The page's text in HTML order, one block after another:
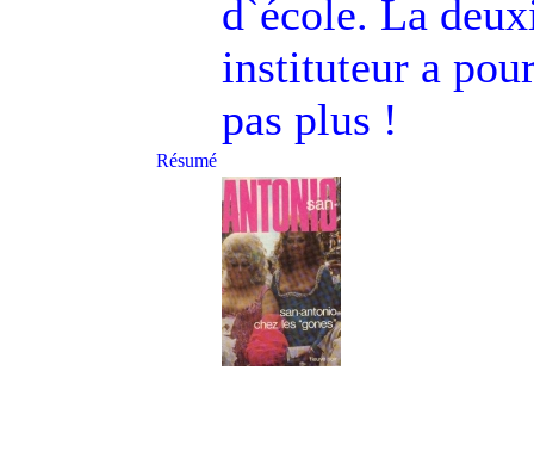
d`école. La
instituteur a
pas plus !
Résumé